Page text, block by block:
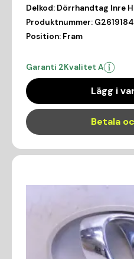
Delkod: Dörrhandtag Inre
Produktnummer: G2619184
Position: Fram
Garanti 2Kvalitet A
Lägg i
Betala